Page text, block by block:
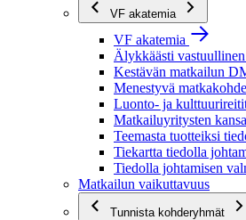
VF akatemia
VF akatemia
Älykkäästi
Kestävän matkailun
Menestyvä
Luonto- ja
Matkailuyritysten
Teemasta tuotteiksi
Tiekartta tiedolla
Tiedolla johtamisen
Matkailun vaikuttavuus
Tunnista kohderyhmät